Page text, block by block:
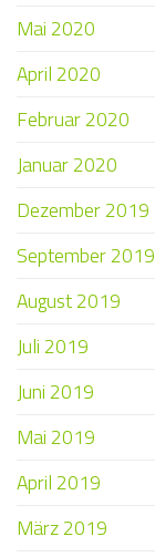
Mai 2020
April 2020
Februar 2020
Januar 2020
Dezember 2019
September 2019
August 2019
Juli 2019
Juni 2019
Mai 2019
April 2019
März 2019